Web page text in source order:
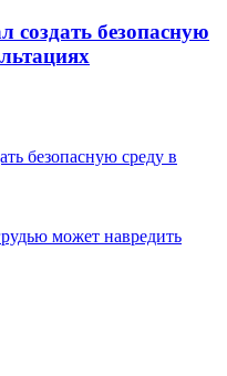
создать безопасную
безопасную среду в
может навредить